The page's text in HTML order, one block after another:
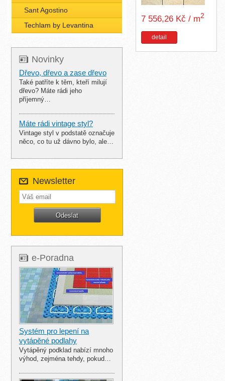
Sant Agostino
Techlam by Levantina
Novinky
Dřevo, dřevo a zase dřevo
Také patříte k těm, kteří milují
dřevo? Máte rádi jeho
příjemný…
Máte rádi vintage styl?
Vintage styl v podstatě označuje
něco, co tu už dávno bylo, ale…
Newsletter
e-Poradna
Systém pro lepení na
vytápěné podlahy
Vytápěný podklad nabízí mnoho
výhod, zejména tehdy, pokud…
7 556,26 Kč / m2
detail